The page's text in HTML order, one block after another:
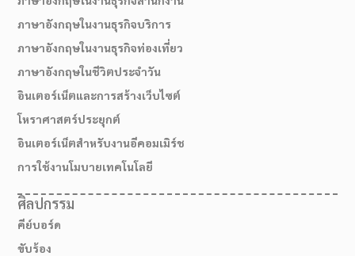
ภาษาอังกฤษในงานธุรกิจบริการ
ภาษาอังกฤษในงานธุรกิจท่องเที่ยว
ภาษาอังกฤษในชีวิตประจำวัน
อินเตอร์เน็ตและการสร้างเว็บไซต์
โหราศาสตร์ประยุกต์
อินเตอร์เน็ตสำหรับงานอีคอมเมิร์ช
การใช้งานโมบายเทคโนโลยี
ศิลปกรรม
คีย์บอร์ด
ขับร้อง